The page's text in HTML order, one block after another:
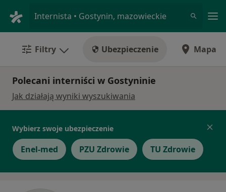
Internista • Gostynin, mazowieckie
Filtry Ubezpieczenie Mapa
Polecani interniści w Gostyninie
Jak działają wyniki wyszukiwania
Wybierz swoje ubezpieczenie
Enel-med PZU Zdrowie TU Zdrowie